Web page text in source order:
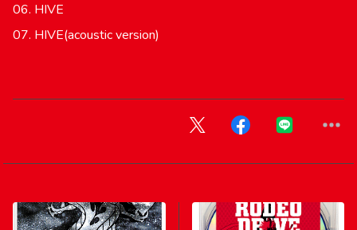
06. HIVE
07. HIVE(acoustic version)